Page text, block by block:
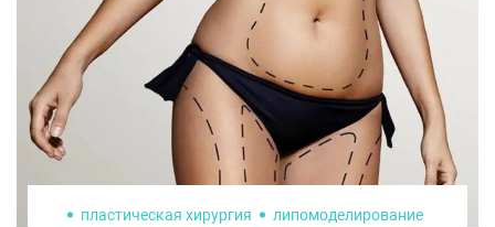
уже сейчас.
пластическая хирургия
липомоделирование